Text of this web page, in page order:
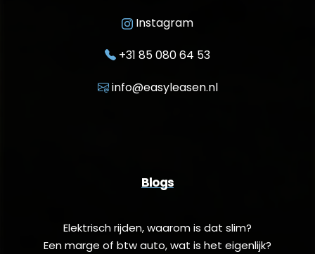
Instagram
+31 85 080 64 53
info@easyleasen.nl
Blogs
Elektrisch rijden, waarom is dat slim?
Een marge of btw auto, wat is het eigenlijk?